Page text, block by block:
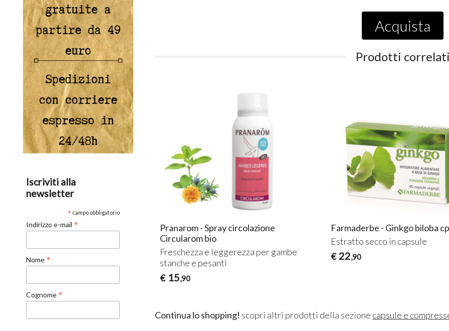
Acquista
Prodotti
Pranarom - Spray circolazione
Circularom bio
Freschezza e leggerezza per gambe
stanche e pesanti
€ 15,90
Farmaderbe - Ginkgo biloba
Estratto secco in capsule
€ 22,90
Continua lo shopping! scopri altri prodotti della sezione capsule e
Iscriviti alla
newsletter
* campo obbligatorio
Indirizzo e-mail *
Nome *
Cognome *